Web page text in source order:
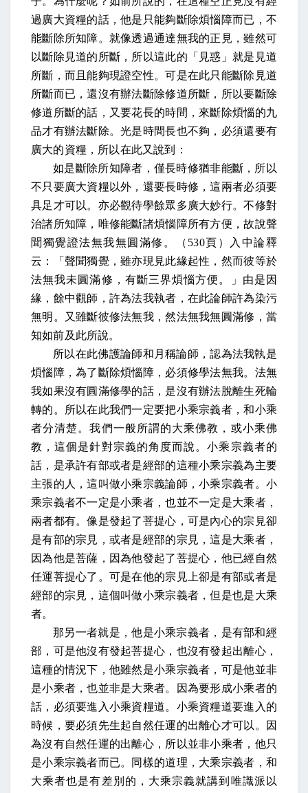
過廣大資糧的話，他是只能夠斷除煩惱障而已，不
能斷除所知障。就像透過通達無我的正見，雖然可
以斷除見道的所斷，所以這此的「見惑」就是見道
所斷，而且能夠現證空性。可是在此只能斷除見道
所斷而已，還沒有辦法斷除修道所斷，所以要斷除
修道所斷的話，又要花長的時間，來斷除煩惱的九
品才有辦法斷除。光是時間長也不夠，必須還要有
廣大的資糧，所以在此又說到：
如是斷除所知障者，僅長時修猶非能斷，所以
不只要廣大資糧以外，還要長時修，這兩者必須要
具足才可以。亦必觀待學餘眾多廣大妙行。不修對
治諸所知障，唯修能斷諸煩惱障所有方便，故說聲
聞獨覺證法無我無圓滿修。（ 530頁）入中論釋
云：「聲聞獨覺，雖亦現見此緣起性，然而彼等於
法無我未圓滿修，有斷三界煩惱方便。」由是因
緣，餘中觀師，許為法我執者，在此論師許為染污
無明。又雖斷彼修法無我，然法無我無圓滿修，當
知如前及此所說。
所以在此佛護論師和月稱論師，認為法我執是
煩惱障，為了斷除煩惱障，必須修學法無我。法無
我如果沒有圓滿修學的話，是沒有辦法脫離生死輪
轉的。所以在此我們一定要把小乘宗義者，和小乘
者分清楚。我們一般所謂的大乘佛教，或小乘佛
教，這個是針對宗義的角度而說。小乘宗義者的
話，是承許有部或者是經部的這種小乘宗義為主要
主張的人，這叫做小乘宗義論師，小乘宗義者。小
乘宗義者不一定是小乘者，也並不一定是大乘者，
兩者都有。像是發起了菩提心，可是內心的宗見卻
是有部的宗見，或者是經部的宗見，這是大乘者，
因為他是菩薩，因為他發起了菩提心，他已經自然
任運菩提心了。可是在他的宗見上卻是有部或者是
經部的宗見，這個叫做小乘宗義者，但是也是大乘
者。
那另一者就是，他是小乘宗義者，是有部和經
部，可是他沒有發起菩提心，也沒有發起出離心，
這種的情況下，他雖然是小乘宗義者，可是他並非
是小乘者，也並非是大乘者。因為要形成小乘者的
話，必須要進入小乘資糧道。小乘資糧道要進入的
時候，要必須先生起自然任運的出離心才可以。因
為沒有自然任運的出離心，所以並非小乘者，他只
是小乘宗義者而已。同樣的道理，大乘宗義者，和
大乘者也是有差別的，大乘宗義就講到唯識派以